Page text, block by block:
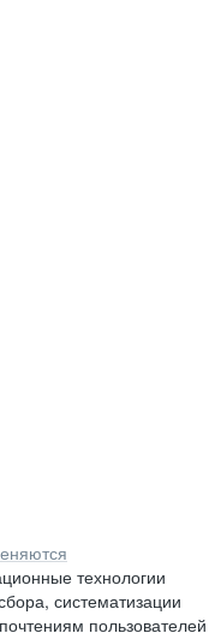
технологии
систематизации
пользователей